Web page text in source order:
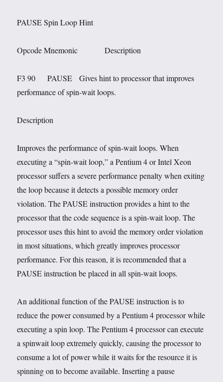
PAUSE Spin Loop Hint
Opcode Mnemonic Description
F3 90 PAUSE Gives hint to processor that improves
performance of spin-wait loops.
Description
Improves the performance of spin-wait loops. When
executing a “spin-wait loop,” a Pentium 4 or Intel Xeon
processor suffers a severe performance penalty when exiting
the loop because it detects a possible memory order
violation. The PAUSE instruction provides a hint to the
processor that the code sequence is a spin-wait loop. The
processor uses this hint to avoid the memory order violation
in most situations, which greatly improves processor
performance. For this reason, it is recommended that a
PAUSE instruction be placed in all spin-wait loops.
An additional function of the PAUSE instruction is to
reduce the power consumed by a Pentium 4 processor while
executing a spin loop. The Pentium 4 processor can execute
a spinwait loop extremely quickly, causing the processor to
consume a lot of power while it waits for the resource it is
spinning on to become available. Inserting a pause